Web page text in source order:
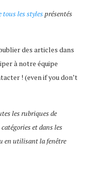
tous les styles présentés
des articles dans
à notre équipe
! (even if you don’t
les rubriques de
et dans les
en utilisant la fenêtre